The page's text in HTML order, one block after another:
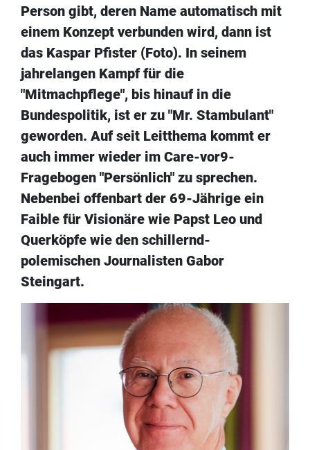
Person gibt, deren Name automatisch mit
einem Konzept verbunden wird, dann ist
das Kaspar Pfister (Foto). In seinem
jahrelangen Kampf für die
"Mitmachpflege", bis hinauf in die
Bundespolitik, ist er zu "Mr. Stambulant"
geworden. Auf seit Leitthema kommt er
auch immer wieder im Care-vor9-
Fragebogen "Persönlich" zu sprechen.
Nebenbei offenbart der 69-Jährige ein
Faible für Visionäre wie Papst Leo und
Querköpfe wie den schillernd-
polemischen Journalisten Gabor
Steingart.